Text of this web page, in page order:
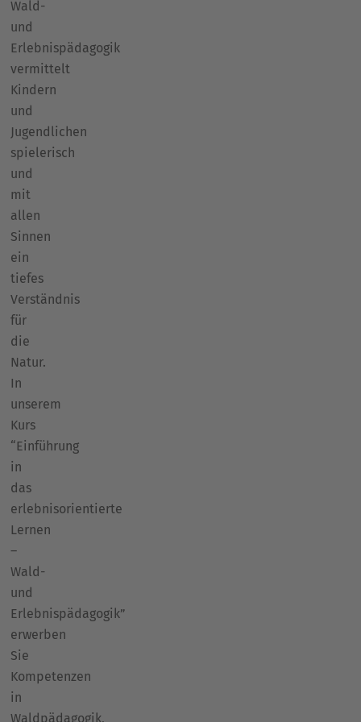
Wald-
und
Erlebnispädagogik
vermittelt
Kindern
und
Jugendlichen
spielerisch
und
mit
allen
Sinnen
ein
tiefes
Verständnis
für
die
Natur.
In
unserem
Kurs
“Einführung
in
das
erlebnisorientierte
Lernen
–
Wald-
und
Erlebnispädagogik”
erwerben
Sie
Kompetenzen
in
Waldpädagogik,